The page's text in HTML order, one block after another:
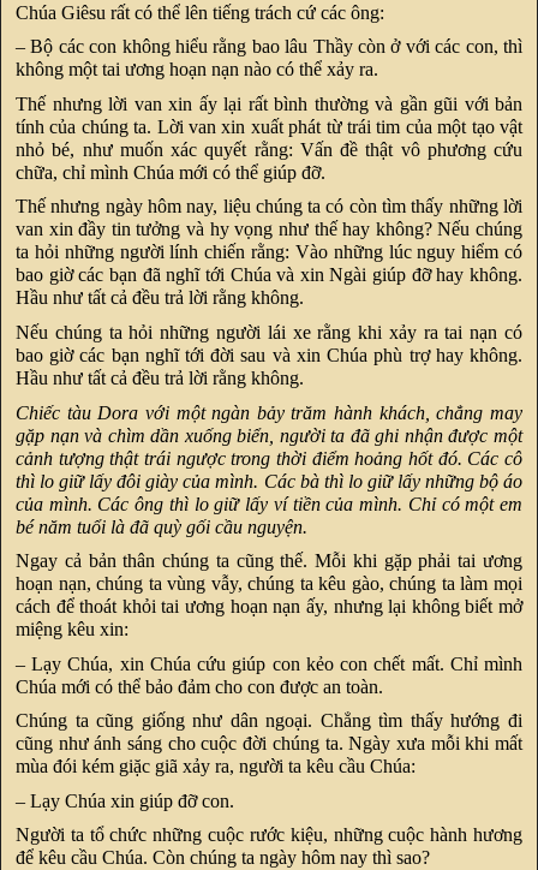
Chúa Giêsu rất có thể lên tiếng trách cứ các ông:
– Bộ các con không hiểu rằng bao lâu Thầy còn ở với các con, thì
không một tai ương hoạn nạn nào có thể xảy ra.
Thế nhưng lời van xin ấy lại rất bình thường và gần gũi với bản
tính của chúng ta. Lời van xin xuất phát từ trái tim của một tạo vật
nhỏ bé, như muốn xác quyết rằng: Vấn đề thật vô phương cứu
chữa, chỉ mình Chúa mới có thể giúp đỡ.
Thế nhưng ngày hôm nay, liệu chúng ta có còn tìm thấy những lời
van xin đầy tin tưởng và hy vọng như thế hay không? Nếu chúng
ta hỏi những người lính chiến rằng: Vào những lúc nguy hiểm có
bao giờ các bạn đã nghĩ tới Chúa và xin Ngài giúp đỡ hay không.
Hầu như tất cả đều trả lời rằng không.
Nếu chúng ta hỏi những người lái xe rằng khi xảy ra tai nạn có
bao giờ các bạn nghĩ tới đời sau và xin Chúa phù trợ hay không.
Hầu như tất cả đều trả lời rằng không.
Chiếc tàu Dora với một ngàn bảy trăm hành khách, chẳng may
gặp nạn và chìm dần xuống biển, người ta đã ghi nhận được một
cảnh tượng thật trái ngược trong thời điểm hoảng hốt đó. Các cô
thì lo giữ lấy đôi giày của mình. Các bà thì lo giữ lấy những bộ áo
của mình. Các ông thì lo giữ lấy ví tiền của mình. Chỉ có một em
bé năm tuổi là đã quỳ gối cầu nguyện.
Ngay cả bản thân chúng ta cũng thế. Mỗi khi gặp phải tai ương
hoạn nạn, chúng ta vùng vẫy, chúng ta kêu gào, chúng ta làm mọi
cách để thoát khỏi tai ương hoạn nạn ấy, nhưng lại không biết mở
miệng kêu xin:
– Lạy Chúa, xin Chúa cứu giúp con kẻo con chết mất. Chỉ mình
Chúa mới có thể bảo đảm cho con được an toàn.
Chúng ta cũng giống như dân ngoại. Chẳng tìm thấy hướng đi
cũng như ánh sáng cho cuộc đời chúng ta. Ngày xưa mỗi khi mất
mùa đói kém giặc giã xảy ra, người ta kêu cầu Chúa:
– Lạy Chúa xin giúp đỡ con.
Người ta tổ chức những cuộc rước kiệu, những cuộc hành hương
để kêu cầu Chúa. Còn chúng ta ngày hôm nay thì sao?